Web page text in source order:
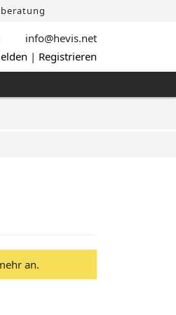
info@hevis.net
| Registrieren
an.